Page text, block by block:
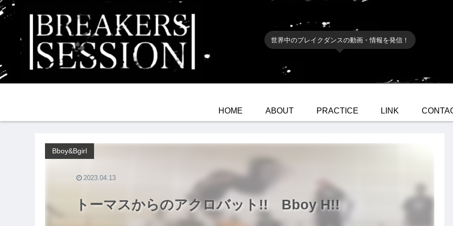
世界中のブレイクダンスの動画・情報を発信！
HOME ABOUT PRACTICE LINK
トーマスからのアクロバット!! Bboy H!!
Bboy&Bgirl
2023.04.13